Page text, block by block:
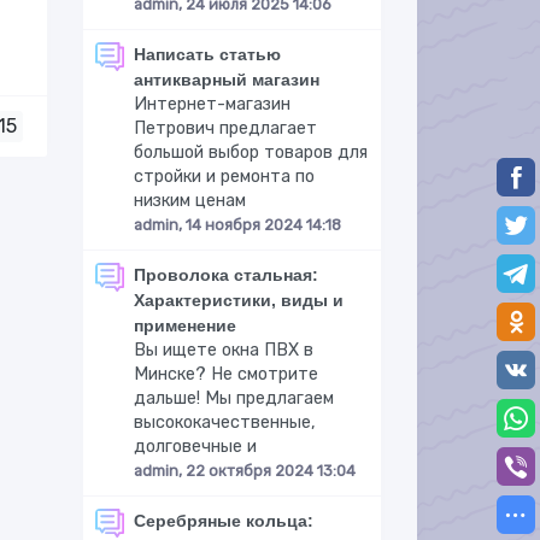
admin, 24 июля 2025 14:06
Написать статью
антикварный магазин
Интернет-магазин
Петрович предлагает
большой выбор товаров для
стройки и ремонта по
низким ценам
admin, 14 ноября 2024 14:18
Проволока стальная:
Характеристики, виды и
применение
Вы ищете окна ПВХ в
Минске? Не смотрите
дальше! Мы предлагаем
высококачественные,
долговечные и
admin, 22 октября 2024 13:04
Серебряные кольца: